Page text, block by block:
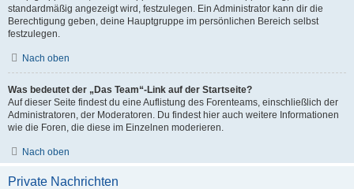
standardmäßig angezeigt wird, festzulegen. Ein Administrator kann dir die
Berechtigung geben, deine Hauptgruppe im persönlichen Bereich selbst
festzulegen.
Nach oben
Was bedeutet der „Das Team“-Link auf der Startseite?
Auf dieser Seite findest du eine Auflistung des Forenteams, einschließlich der
Administratoren, der Moderatoren. Du findest hier auch weitere Informationen
wie die Foren, die diese im Einzelnen moderieren.
Nach oben
Private Nachrichten